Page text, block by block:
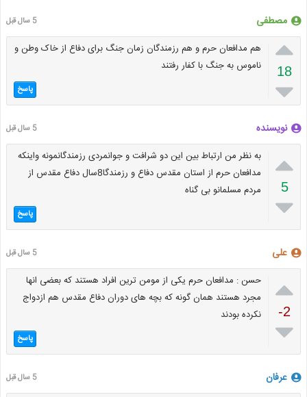
مصطفی 5 سال قبل

18

هم مدافعان حرم و هم رزمندگان زمان جنگ برای دفاع از خاک وطن و
ناموس به جنگ با کفار رفتند
پاسخ
نویسنده 5 سال قبل

5

به نظر من ارتباط بین این دو شرافت و جوانمردی رزمندگانمونه واینکه
مدافعان حرم از استان مقدس دفاع و رزمندگا8سال دفاع مقدس از
مردم مسلمانو بی گناه
پاسخ
علی 5 سال قبل

-2

حسن : مدافعان حرم یکی از مومن ترین افراد هستند که بعضی انها
مجرد هستند همان گونه که بچه های دوران دفاع مقدس هم ازدواج
نکرده بودند
پاسخ
عرفان 5 سال قبل